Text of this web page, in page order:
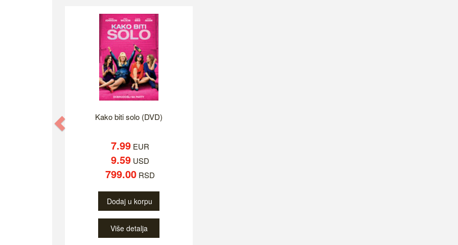
Kako biti solo (DVD)
7.99 EUR
9.59 USD
799.00 RSD
Dodaj u korpu
Više detalja
Previous